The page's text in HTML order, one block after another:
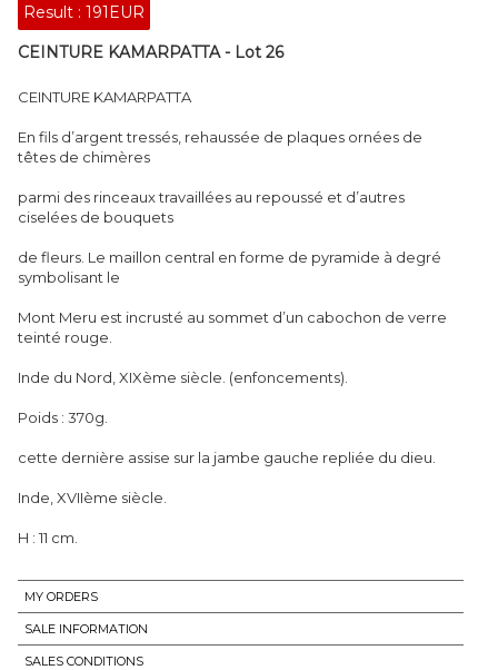
Result : 191EUR
CEINTURE KAMARPATTA - Lot 26
CEINTURE KAMARPATTA
En fils d’argent tressés, rehaussée de plaques ornées de
têtes de chimères
parmi des rinceaux travaillées au repoussé et d’autres
ciselées de bouquets
de fleurs. Le maillon central en forme de pyramide à degré
symbolisant le
Mont Meru est incrusté au sommet d’un cabochon de verre
teinté rouge.
Inde du Nord, XIXème siècle. (enfoncements).
Poids : 370g.
cette dernière assise sur la jambe gauche repliée du dieu.
Inde, XVIIème siècle.
H : 11 cm.
MY ORDERS
SALE INFORMATION
SALES CONDITIONS